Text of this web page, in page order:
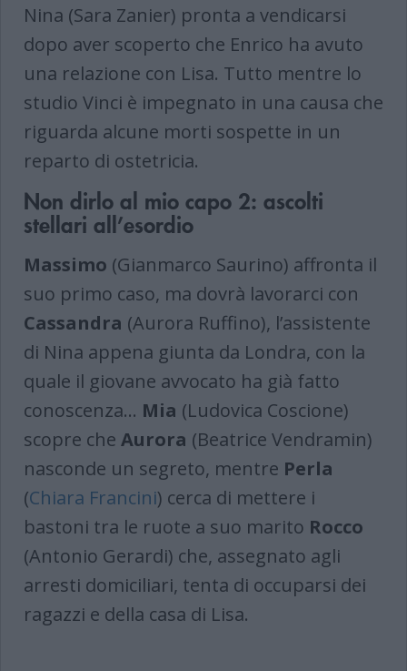
Nina (Sara Zanier) pronta a vendicarsi
dopo aver scoperto che Enrico ha avuto
una relazione con Lisa. Tutto mentre lo
studio Vinci è impegnato in una causa che
riguarda alcune morti sospette in un
reparto di ostetricia.
Non dirlo al mio capo 2: ascolti
stellari all’esordio
Massimo (Gianmarco Saurino) affronta il
suo primo caso, ma dovrà lavorarci con
Cassandra (Aurora Ruffino), l’assistente
di Nina appena giunta da Londra, con la
quale il giovane avvocato ha già fatto
conoscenza… Mia (Ludovica Coscione)
scopre che Aurora (Beatrice Vendramin)
nasconde un segreto, mentre Perla
(Chiara Francini) cerca di mettere i
bastoni tra le ruote a suo marito Rocco
(Antonio Gerardi) che, assegnato agli
arresti domiciliari, tenta di occuparsi dei
ragazzi e della casa di Lisa.